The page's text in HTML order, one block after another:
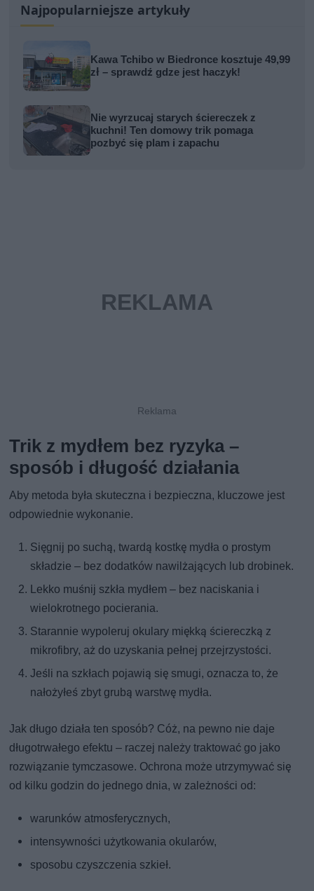
Najpopularniejsze artykuły
Kawa Tchibo w Biedronce kosztuje 49,99
zł – sprawdź gdze jest haczyk!
Nie wyrzucaj starych ściereczek z
kuchni! Ten domowy trik pomaga
pozbyć się plam i zapachu
Trik z mydłem bez ryzyka –
sposób i długość działania
Aby metoda była skuteczna i bezpieczna, kluczowe jest
odpowiednie wykonanie.
Sięgnij po suchą, twardą kostkę mydła o prostym
składzie – bez dodatków nawilżających lub drobinek.
Lekko muśnij szkła mydłem – bez naciskania i
wielokrotnego pocierania.
Starannie wypoleruj okulary miękką ściereczką z
mikrofibry, aż do uzyskania pełnej przejrzystości.
Jeśli na szkłach pojawią się smugi, oznacza to, że
nałożyłeś zbyt grubą warstwę mydła.
Jak długo działa ten sposób? Cóż, na pewno nie daje
długotrwałego efektu – raczej należy traktować go jako
rozwiązanie tymczasowe. Ochrona może utrzymywać się
od kilku godzin do jednego dnia, w zależności od:
warunków atmosferycznych,
intensywności użytkowania okularów,
sposobu czyszczenia szkieł.